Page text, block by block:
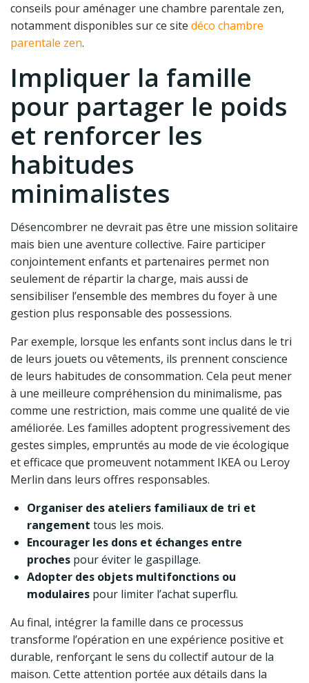
conseils pour aménager une chambre parentale zen,
notamment disponibles sur ce site déco chambre
parentale zen.
Impliquer la famille
pour partager le poids
et renforcer les
habitudes
minimalistes
Désencombrer ne devrait pas être une mission solitaire
mais bien une aventure collective. Faire participer
conjointement enfants et partenaires permet non
seulement de répartir la charge, mais aussi de
sensibiliser l’ensemble des membres du foyer à une
gestion plus responsable des possessions.
Par exemple, lorsque les enfants sont inclus dans le tri
de leurs jouets ou vêtements, ils prennent conscience
de leurs habitudes de consommation. Cela peut mener
à une meilleure compréhension du minimalisme, pas
comme une restriction, mais comme une qualité de vie
améliorée. Les familles adoptent progressivement des
gestes simples, empruntés au mode de vie écologique
et efficace que promeuvent notamment IKEA ou Leroy
Merlin dans leurs offres responsables.
Organiser des ateliers familiaux de tri et
rangement tous les mois.
Encourager les dons et échanges entre
proches pour éviter le gaspillage.
Adopter des objets multifonctions ou
modulaires pour limiter l’achat superflu.
Au final, intégrer la famille dans ce processus
transforme l’opération en une expérience positive et
durable, renforçant le sens du collectif autour de la
maison. Cette attention portée aux détails dans la